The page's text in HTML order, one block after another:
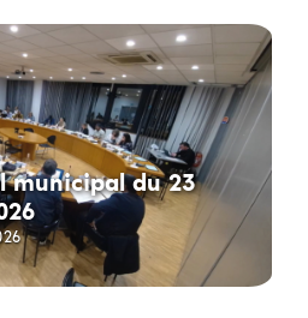
municipal du 23